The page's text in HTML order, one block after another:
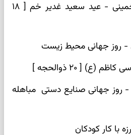
۱۴ خرداد: رحلت امام خمینی - عید سعید غدیر خم [ ۱۸
- روز جهانی صنایع دستی مباهله